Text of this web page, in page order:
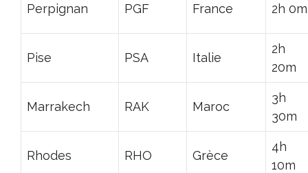
Perpignan PGF France 2h 0m
Pise PSA Italie
2h
20m
Marrakech RAK Maroc
3h
30m
Rhodes RHO Grèce
4h
10m